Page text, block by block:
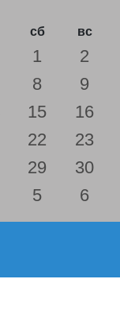
сб вс
1
2
8
9
15
16
22
23
29
30
5 6